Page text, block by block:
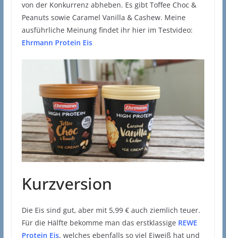
von der Konkurrenz abheben. Es gibt Toffee Choc &
Peanuts sowie Caramel Vanilla & Cashew. Meine
ausführliche Meinung findet ihr hier im Testvideo:
Ehrmann Protein Eis
Kurzversion
Die Eis sind gut, aber mit 5,99 € auch ziemlich teuer.
Für die Hälfte bekomme man das erstklassige REWE
Protein Eis, welches ebenfalls so viel Eiweiß hat und